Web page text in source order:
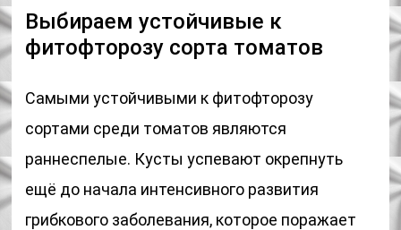
Выбираем устойчивые к
фитофторозу сорта томатов
Самыми устойчивыми к фитофторозу
сортами среди томатов являются
раннеспелые. Кусты успевают окрепнуть
ещё до начала интенсивного развития
грибкового заболевания, которое поражает